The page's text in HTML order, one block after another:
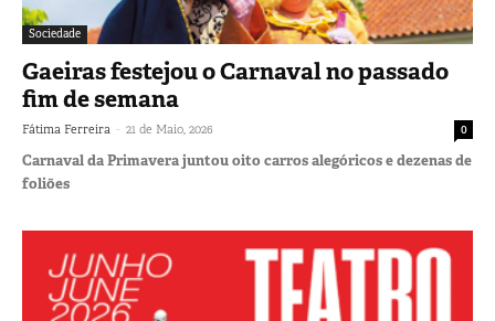
Sociedade
Gaeiras festejou o Carnaval no passado
fim de semana
Fátima Ferreira - 21 de Maio, 2026 0
Carnaval da Primavera juntou oito carros alegóricos e dezenas de
foliões